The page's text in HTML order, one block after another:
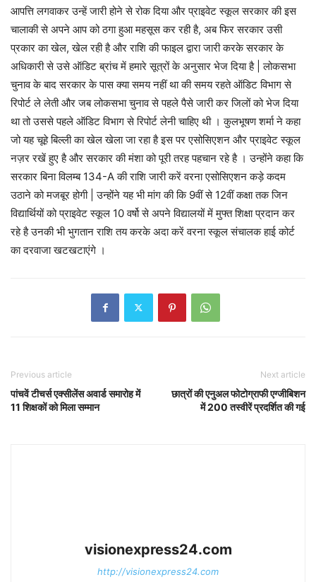
आपत्ति लगवाकर उन्हें जारी होने से रोक दिया और प्राइवेट स्कूल सरकार की इस
चालाकी से अपने आप को ठगा हुआ महसूस कर रही है, अब फिर सरकार उसी
प्रकार का खेल, खेल रही है और राशि की फाइल द्वारा जारी करके सरकार के
अधिकारी से उसे ऑडिट ब्रांच में हमारे सूत्रों के अनुसार भेज दिया है | लोकसभा
चुनाव के बाद सरकार के पास क्या समय नहीं था की समय रहते ऑडिट विभाग से
रिपोर्ट ले लेती और जब लोकसभा चुनाव से पहले पैसे जारी कर जिलों को भेज दिया
था तो उससे पहले ऑडिट विभाग से रिपोर्ट लेनी चाहिए थी । कुलभूषण शर्मा ने कहा
जो यह चूहे बिल्ली का खेल खेला जा रहा है इस पर एसोसिएशन और प्राइवेट स्कूल
नज़र रखें हुए है और सरकार की मंशा को पूरी तरह पहचान रहे है । उन्होंने कहा कि
सरकार बिना विलम्ब 134-A की राशि जारी करें वरना एसोसिएशन कड़े कदम
उठाने को मजबूर होगी | उन्होंने यह भी मांग की कि 9वीं से 12वीं कक्षा तक जिन
विद्यार्थियों को प्राइवेट स्कूल 10 वर्षो से अपने विद्यालयों में मुफ्त शिक्षा प्रदान कर
रहे है उनकी भी भुगतान राशि तय करके अदा करें वरना स्कूल संचालक हाई कोर्ट
का दरवाजा खटखटाएंगे ।
Previous article
पांचवें टीचर्स एक्सीलेंस अवार्ड समारोह में
11 शिक्षकों को मिला सम्मान
Next article
छात्रों की एनुअल फोटोग्राफी एग्जीबिशन
में 200 तस्वीरें प्रदर्शित की गई
visionexpress24.com
http://visionexpress24.com